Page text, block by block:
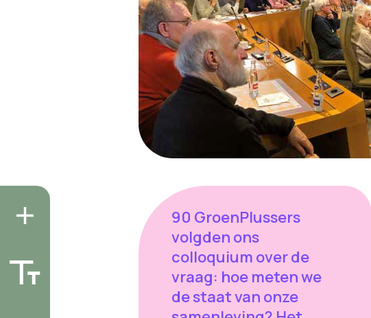
90 GroenPlussers
volgden ons
colloquium over de
vraag: hoe meten we
de staat van onze